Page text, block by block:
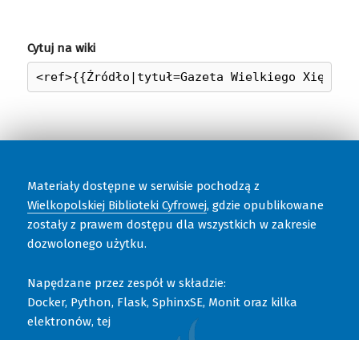
Cytuj na wiki
Materiały dostępne w serwisie pochodzą z
Wielkopolskiej Biblioteki Cyfrowej, gdzie opublikowane
zostały z prawem dostępu dla wszystkich w zakresie
dozwolonego użytku.
Napędzane przez zespół w składzie:
Docker, Python, Flask, SphinxSE, Monit oraz kilka
elektronów, tej